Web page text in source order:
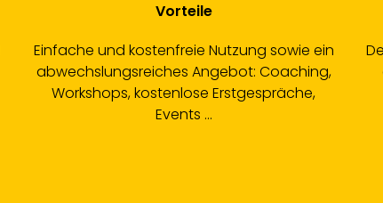
Vorteile
Einfache und kostenfreie Nutzung sowie ein
abwechslungsreiches Angebot: Coaching,
Workshops, kostenlose Erstgespräche,
Events ...